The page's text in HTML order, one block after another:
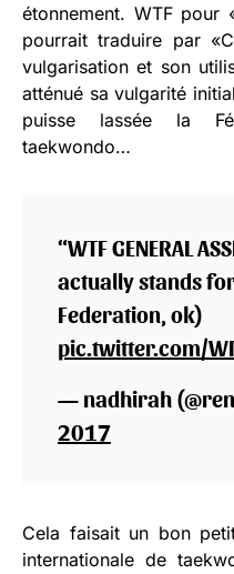
étonnement. WTF pour
pourrait traduire par
vulgarisation et son
atténué sa vulgarité
puisse lassée la
taekwondo…
“WTF GENERAL
actually stands
Federation, ok)
pic.twitter.com/
— nadhirah
2017
Cela faisait un bon
internationale de